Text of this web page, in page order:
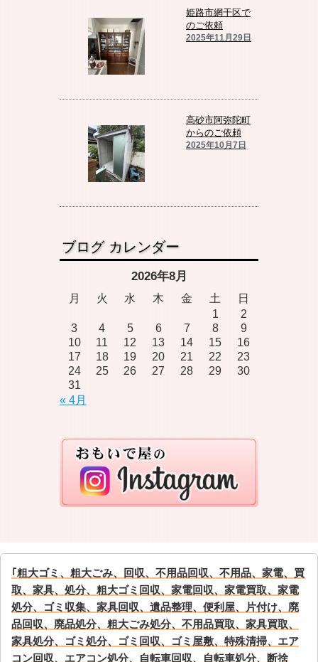
姫路市網干区で
のご依頼
2025年11月29日
高砂市阿弥陀町
からのご依頼
2025年10月7日
ブログ カレンダー
2026年8月
月 火 水 木 金 土
日
1
2
3
4 5 6 7 8
9
10
11 12 13 14 15
16
17
18 19 20 21 22
23
24
25 26 27 28 29
30
31
« 4月
｢粗大ゴミ、粗大ごみ、回収、不用品回収、不用品、家電、買
取、家具、処分、粗大ゴミ回収、家電回収、家電買取、家電
処分、ゴミ収集、家具回収、遺品整理、便利屋、片付け、廃
品回収、廃品処分、粗大ごみ処分、不用品買取、家具買取、
家具処分、ゴミ処分、ゴミ回収、ゴミ屋敷、特殊清掃、エア
コン回収、エアコン処分、自転車回収、自転車処分、断捨